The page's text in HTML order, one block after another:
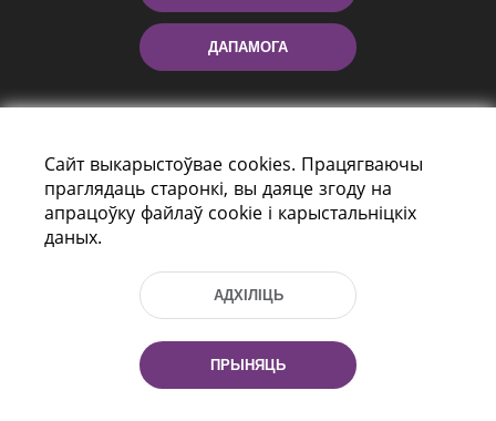
ДАПАМОГА
г. Мiнск, Рэспубліка Беларусь, 220114
Тэл.: (+375 17) 368 37 37, Факс: (+375 17)
Эл. пошта: inbox@nlb.by
Сайт выкарыстоўвае cookies. Працягваючы
праглядаць старонкі, вы даяце згоду на
апрацоўку файлаў cookie і карыстальніцкіх
даных.
АДХІЛІЦЬ
ПРЫНЯЦЬ